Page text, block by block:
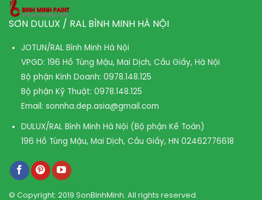
SƠN DULUX / RAL BÌNH MINH HÀ NỘI
JOTUN/RAL Bình Minh Hà Nội
VPGD: 196 Hồ Tùng Mậu, Mai Dịch, Cầu Giấy, Hà Nội
Bộ phận Kinh Doanh: 0978.148.125
Bộ phận Kỹ Thuật: 0978.148.125
Email: sonnha.dep.asia@gmail.com
DULUX/RAL Bình Minh Hà Nội (Bộ phận Kế Toán)
196 Hồ Tùng Mậu, Mai Dịch, Cầu Giấy, HN 02462776618
© Copyright: 2019 SonBinhMinh. All rights reserved.